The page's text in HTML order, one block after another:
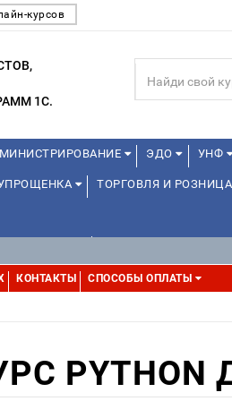
курсов
1С.
ЭДО УНФ
ТОРГОВЛЯ И РОЗНИЦА
КУРСОВ
МИНИ-КУРСЫ
КОНТАКТЫ СПОСОБЫ ОПЛАТЫ